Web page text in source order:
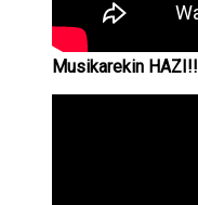
Musikarekin